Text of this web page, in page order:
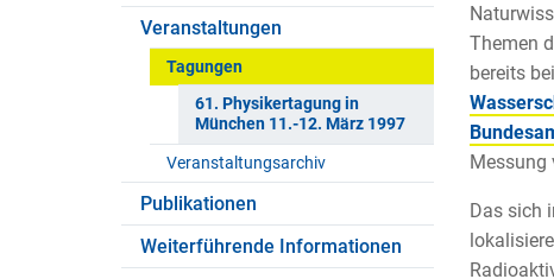
Veranstaltungen
Tagungen
61. Physikertagung in
München 11.-12. März 1997
Veranstaltungsarchiv
Publikationen
Weiterführende Informationen
Themen
bereits
Messung
Das sich